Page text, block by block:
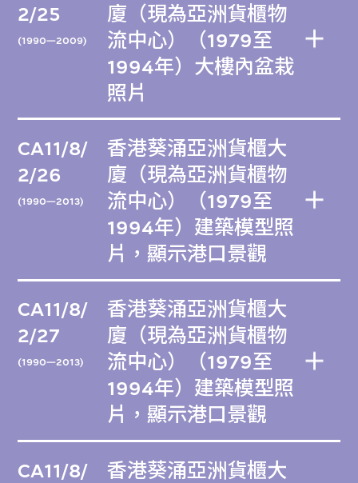
2/25
(1990—2009)
廈（現為亞洲貨櫃物
流中心）（1979至
1994年）大樓內盆栽
照片
CA11/8/
2/26
(1990—2013)
香港葵涌亞洲貨櫃大
廈（現為亞洲貨櫃物
流中心）（1979至
1994年）建築模型照
片，顯示港口景觀
CA11/8/
2/27
(1990—2013)
香港葵涌亞洲貨櫃大
廈（現為亞洲貨櫃物
流中心）（1979至
1994年）建築模型照
片，顯示港口景觀
CA11/8/
香港葵涌亞洲貨櫃大